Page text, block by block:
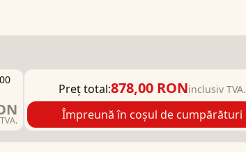
Preț total:878,00 RONinclusiv TVA.
Împreună în coșul de cumpărături